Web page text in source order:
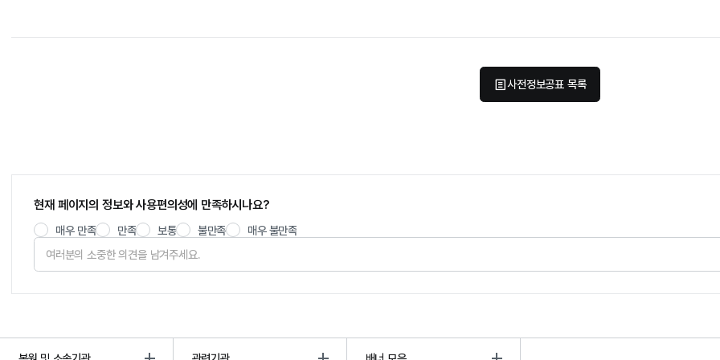
사전정보공표 목록
현재 페이지의 정보와 사용편의성에 만족하시나요?
매우 만족 만족 보통 불만족 매우 불만족